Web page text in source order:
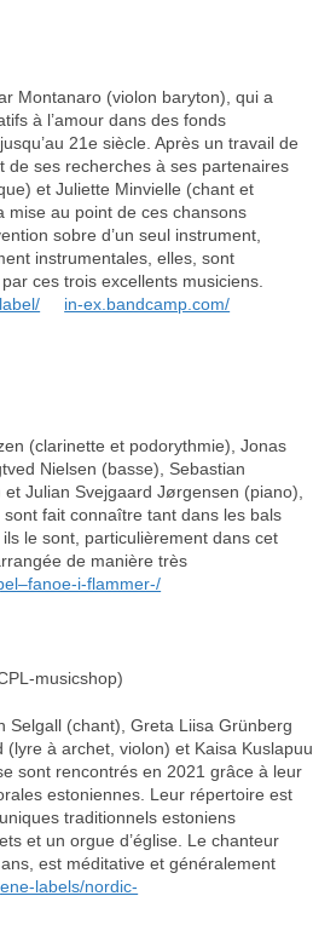
Montanaro (violon baryton), qui a
à l’amour dans des fonds
21e siècle. Après un travail de
de ses recherches à ses partenaires
et Juliette Minvielle (chant et
mise au point de ces chansons
sobre d’un seul instrument,
instrumentales, elles, sont
ces trois excellents musiciens.
in-ex.bandcamp.com/
(clarinette et podorythmie), Jonas
Nielsen (basse), Sebastian
Julian Svejgaard Jørgensen (piano),
fait connaître tant dans les bals
le sont, particulièrement dans cet
de manière très
i-flammer-/
musicshop)
Selgall (chant), Greta Liisa Grünberg
à archet, violon) et Kaisa Kuslapuu
sont rencontrés en 2021 grâce à leur
estoniennes. Leur répertoire est
traditionnels estoniens
et un orgue d’église. Le chanteur
est méditative et généralement
labels/nordic-